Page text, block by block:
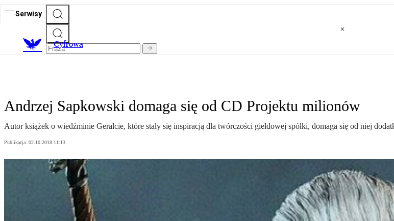
Serwisy
Cyfrowa
Andrzej Sapkowski domaga się od CD Projektu milionów
Autor książek o wiedźminie Geralcie, które stały się inspiracją dla twórczości giełdowej spółki, domaga się od niej
Publikacja: 02.10.2018 11:13